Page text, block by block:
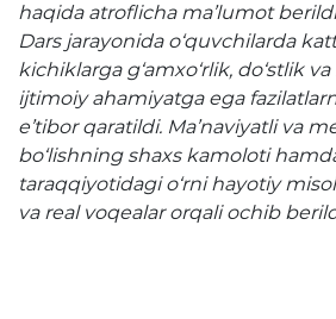
Press-relizlar
OAV biz haqimizda
Ma'ruzalar
Galereya
Videogalereya
haqida atroflicha ma’lumot
Dars jarayonida o‘quvchilarda
kichiklarga g‘amxo‘rlik, do‘stlik
ijtimoiy ahamiyatga ega
e’tibor qaratildi. Ma’naviyatli va
bo‘lishning shaxs kamoloti
taraqqiyotidagi o‘rni hayotiy
va real voqealar orqali ochib